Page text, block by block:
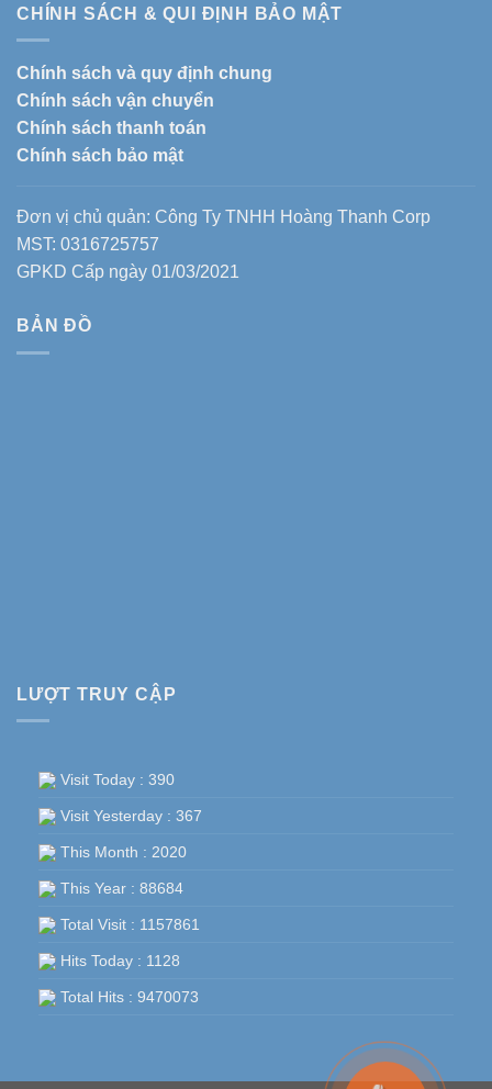
CHÍNH SÁCH & QUI ĐỊNH BẢO MẬT
Chính sách và quy định chung
Chính sách vận chuyển
Chính sách thanh toán
Chính sách bảo mật
Đơn vị chủ quản: Công Ty TNHH Hoàng Thanh Corp
MST: 0316725757
GPKD Cấp ngày 01/03/2021
BẢN ĐỒ
LƯỢT TRUY CẬP
Visit Today : 390
Visit Yesterday : 367
This Month : 2020
This Year : 88684
Total Visit : 1157861
Hits Today : 1128
Total Hits : 9470073